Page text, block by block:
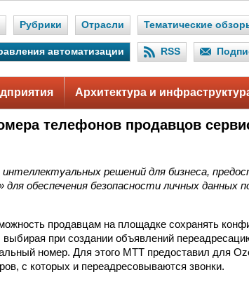
Рубрики Отрасли Тематические
автоматизации RSS
Архитектура и
телефонов продавцов
решений для бизнеса,
обеспечения безопасности личных данных
продавцам на площадке сохранять
при создании объявлений
номер. Для этого МТТ предоставил для
с которых и переадресовываются звонки.